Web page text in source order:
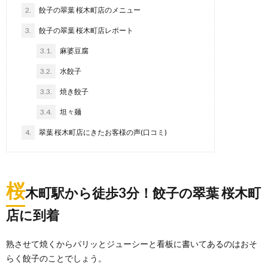
2. 餃子の翠葉 桜木町店のメニュー
3. 餃子の翠葉 桜木町店レポート
3.1. 麻婆豆腐
3.2. 水餃子
3.3. 焼き餃子
3.4. 坦々麺
4. 翠葉 桜木町店にきたお客様の声(口コミ)
桜木町駅から徒歩3分！餃子の翠葉 桜木町
店に到着
熟させて焼くからパリッとジューシーと看板に書いてあるのはおそ
らく餃子のことでしょう。